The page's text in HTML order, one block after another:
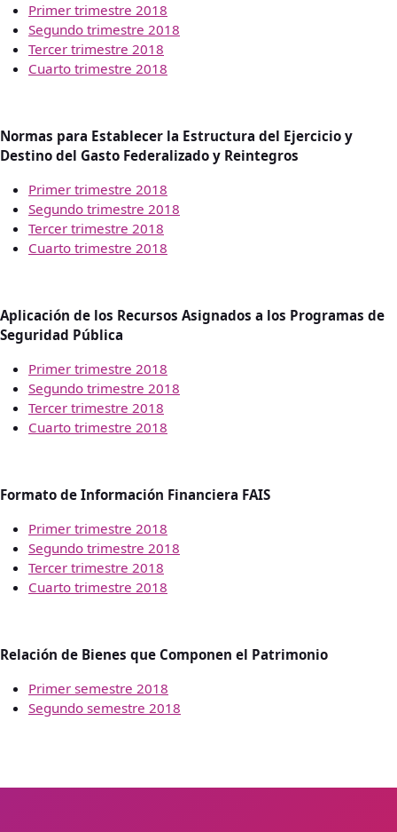
Primer trimestre 2018
Segundo trimestre 2018
Tercer trimestre 2018
Cuarto trimestre 2018
Normas para Establecer la Estructura del Ejercicio y
Destino del Gasto Federalizado y Reintegros
Primer trimestre 2018
Segundo trimestre 2018
Tercer trimestre 2018
Cuarto trimestre 2018
Aplicación de los Recursos Asignados a los Programas de
Seguridad Pública
Primer trimestre 2018
Segundo trimestre 2018
Tercer trimestre 2018
Cuarto trimestre 2018
Formato de Información Financiera FAIS
Primer trimestre 2018
Segundo trimestre 2018
Tercer trimestre 2018
Cuarto trimestre 2018
Relación de Bienes que Componen el Patrimonio
Primer semestre 2018
Segundo semestre 2018